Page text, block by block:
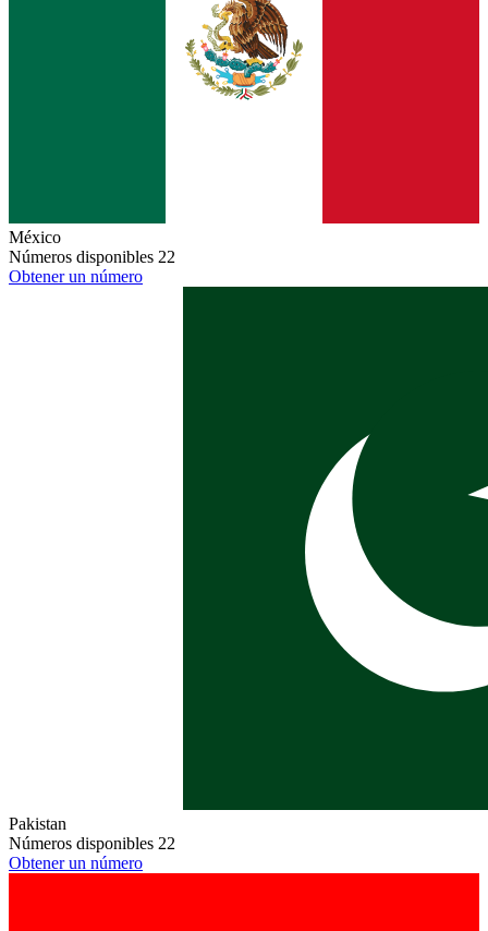
México
Números disponibles 22
Obtener un número
Pakistan
Números disponibles 22
Obtener un número